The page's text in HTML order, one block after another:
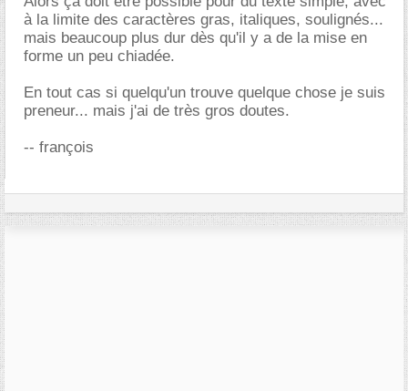
à la limite des caractères gras, italiques, soulignés...
mais beaucoup plus dur dès qu'il y a de la mise en
forme un peu chiadée.
En tout cas si quelqu'un trouve quelque chose je suis
preneur... mais j'ai de très gros doutes.
-- françois